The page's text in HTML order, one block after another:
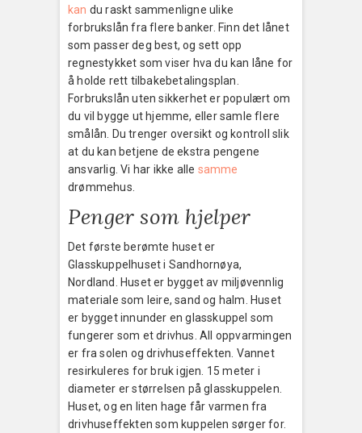
kan du raskt sammenligne ulike
forbrukslån fra flere banker. Finn det lånet
som passer deg best, og sett opp
regnestykket som viser hva du kan låne for
å holde rett tilbakebetalingsplan.
Forbrukslån uten sikkerhet er populært om
du vil bygge ut hjemme, eller samle flere
smålån. Du trenger oversikt og kontroll slik
at du kan betjene de ekstra pengene
ansvarlig. Vi har ikke alle samme
drømmehus.
Penger som hjelper
Det første berømte huset er
Glasskuppelhuset i Sandhornøya,
Nordland. Huset er bygget av miljøvennlig
materiale som leire, sand og halm. Huset
er bygget innunder en glasskuppel som
fungerer som et drivhus. All oppvarmingen
er fra solen og drivhuseffekten. Vannet
resirkuleres for bruk igjen. 15 meter i
diameter er størrelsen på glasskuppelen.
Huset, og en liten hage får varmen fra
drivhuseffekten som kuppelen sørger for.